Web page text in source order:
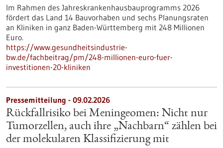
Im Rahmen des Jahreskrankenhausbauprogramms 2026
fördert das Land 14 Bauvorhaben und sechs Planungsraten
an Kliniken in ganz Baden-Württemberg mit 248 Millionen
Euro.
https://www.gesundheitsindustrie-
bw.de/fachbeitrag/pm/248-millionen-euro-fuer-
investitionen-20-kliniken
Pressemitteilung - 09.02.2026
Rückfallrisiko bei Meningeomen: Nicht nur
Tumorzellen, auch ihre „Nachbarn“ zählen bei
der molekularen Klassifizierung mit